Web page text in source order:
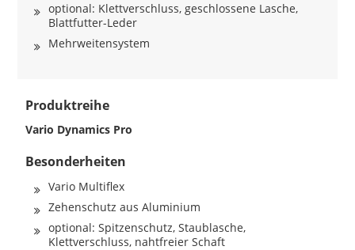
optional: Klettverschluss, geschlossene Lasche,
Blattfutter-Leder
Mehrweitensystem
Produktreihe
Vario Dynamics Pro
Besonderheiten
Vario Multiflex
Zehenschutz aus Aluminium
optional: Spitzenschutz, Staublasche,
Klettverschluss, nahtfreier Schaft